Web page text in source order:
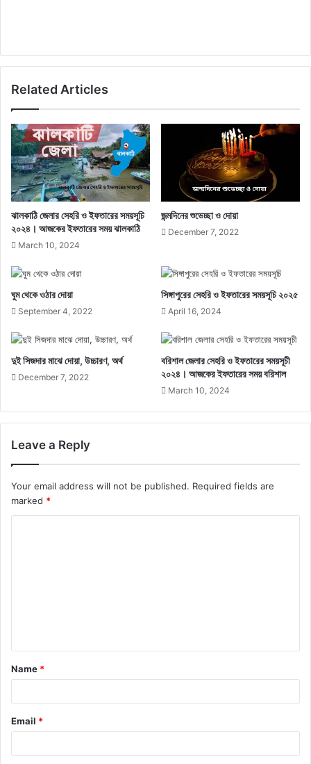
Related Articles
ঝালকাঠি জেলার সেহরি ও ইফতারের সময়সূচি
২০২৪। আজকের ইফতারের সময় ঝালকাঠি
March 10, 2024
জন্মদিনের শুভেচ্ছা ও দোয়া
December 7, 2022
ঘুম থেকে ওঠার দোয়া
September 4, 2022
সিঙ্গাপুরের সেহরি ও ইফতারের সময়সূচি ২০২৫
April 16, 2024
দুই সিজদার মাঝে দোয়া, উচ্চারণ, অর্থ
December 7, 2022
বরিশাল জেলার সেহরি ও ইফতারের সময়সূচী
২০২৪। আজকের ইফতারের সময় বরিশাল
March 10, 2024
Leave a Reply
Your email address will not be published. Required fields are
marked *
t
*
Name *
Email *